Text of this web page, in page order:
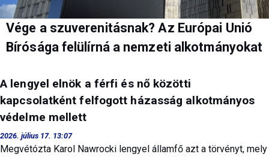
Vége a szuverenitásnak? Az Európai Unió
Bírósága felülírná a nemzeti alkotmányokat
A lengyel elnök a férfi és nő közötti
kapcsolatként felfogott házasság alkotmányos
védelme mellett
2026. július 17. 13:07
Megvétózta Karol Nawrocki lengyel államfő azt a törvényt, mely